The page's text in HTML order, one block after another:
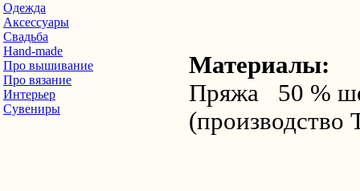
Одежда
Аксессуары
Свадьба
Hand-made
Про вышивание
Про вязание
Интерьер
Сувениры
Материалы:
Пряжа 50 %
(производство